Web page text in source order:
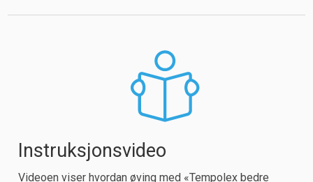
Instruksjonsvideo
Videoen viser hvordan øving med «Tempolex bedre